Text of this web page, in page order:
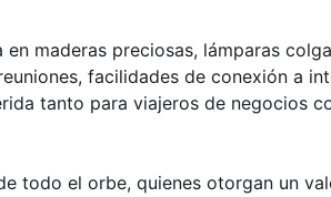
maderas preciosas, lámparas
facilidades de conexión a
tanto para viajeros de negocios
todo el orbe, quienes otorgan un